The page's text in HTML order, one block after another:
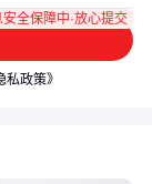
安全保障中·放心提交
私政策》